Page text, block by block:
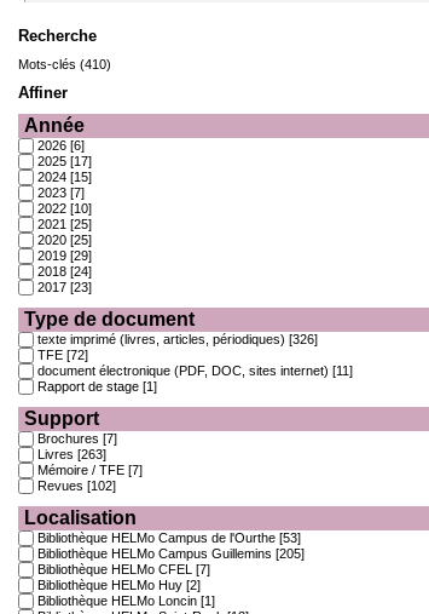
Recherche
Mots-clés (410)
Affiner
Année
2026 [6]
2025 [17]
2024 [15]
2023 [7]
2022 [10]
2021 [25]
2020 [25]
2019 [29]
2018 [24]
2017 [23]
Type de document
texte imprimé (livres, articles, périodiques) [326]
TFE [72]
document électronique (PDF, DOC, sites internet) [11]
Rapport de stage [1]
Support
Brochures [7]
Livres [263]
Mémoire / TFE [7]
Revues [102]
Localisation
Bibliothèque HELMo Campus de l'Ourthe [53]
Bibliothèque HELMo Campus Guillemins [205]
Bibliothèque HELMo CFEL [7]
Bibliothèque HELMo Huy [2]
Bibliothèque HELMo Loncin [1]